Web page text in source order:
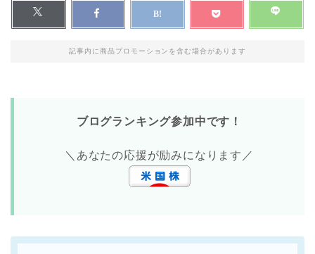
記事内に商品プロモーションを含む場合があります
ブログランキング参加中です！
＼あなたの応援が励みになります／